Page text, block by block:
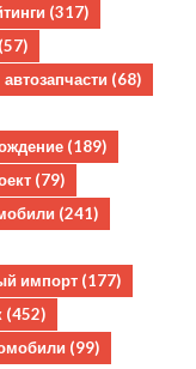
(317)
(57)
автозапчасти (68)
(189)
(79)
(241)
импорт (177)
(452)
(99)